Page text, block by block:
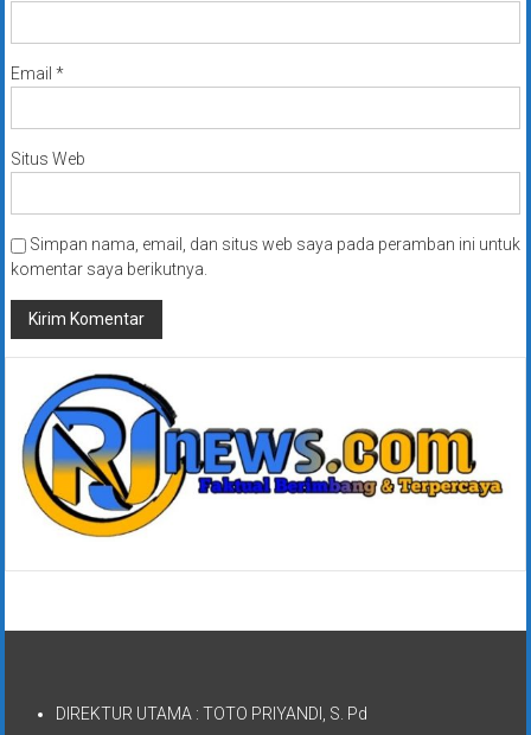
Email *
Situs Web
Simpan nama, email, dan situs web saya pada peramban ini untuk
komentar saya berikutnya.
DIREKTUR UTAMA : TOTO PRIYANDI, S. Pd